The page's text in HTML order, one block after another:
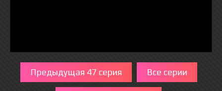
Предыдущая 47 серия Все серии